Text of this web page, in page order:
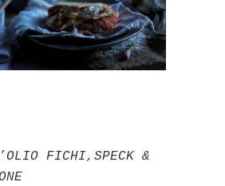
FICHI,SPECK &